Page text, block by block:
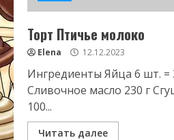
Торт Птичье молоко
Elena 12.12.2023
Ингредиенты Яйца 6 шт. =
Сливочное масло 230 г
100...
Читать далее